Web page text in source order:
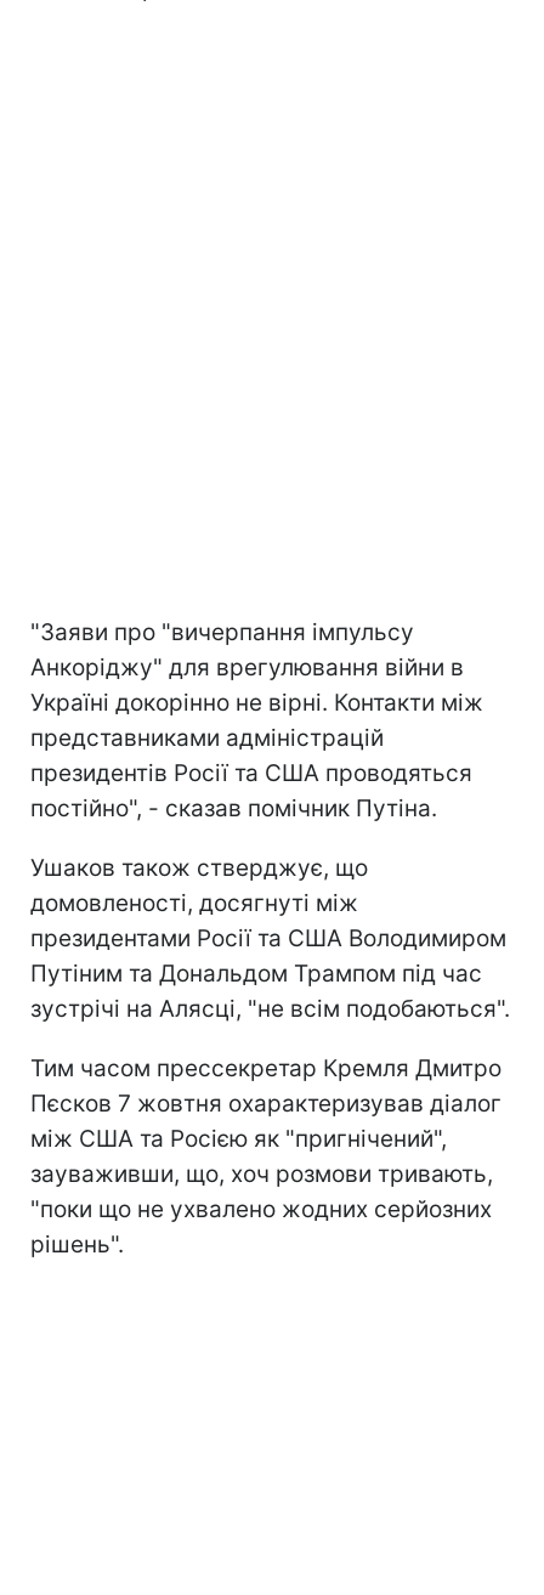
"Заяви про "вичерпання імпульсу
Анкоріджу" для врегулювання війни в
Україні докорінно не вірні. Контакти між
представниками адміністрацій
президентів Росії та США проводяться
постійно", - сказав помічник Путіна.
Ушаков також стверджує, що
домовленості, досягнуті між
президентами Росії та США Володимиром
Путіним та Дональдом Трампом під час
зустрічі на Алясці, "не всім подобаються".
Тим часом прессекретар Кремля Дмитро
Пєсков 7 жовтня охарактеризував діалог
між США та Росією як "пригнічений",
зауваживши, що, хоч розмови тривають,
"поки що не ухвалено жодних серйозних
рішень".